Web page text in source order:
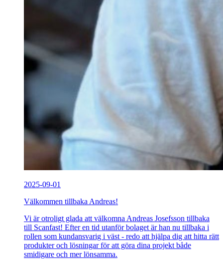
2025-09-01
Välkommen tillbaka Andreas!
Vi är otroligt glada att välkomna Andreas Josefsson tillbaka
till Scanfast! Efter en tid utanför bolaget är han nu tillbaka i
rollen som kundansvarig i väst - redo att hjälpa dig att hitta rätt
produkter och lösningar för att göra dina projekt både
smidigare och mer lönsamma.